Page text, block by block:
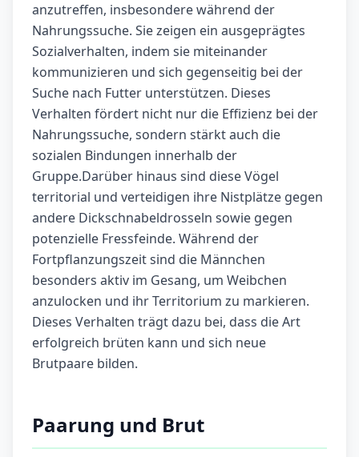
anzutreffen, insbesondere während der
Nahrungssuche. Sie zeigen ein ausgeprägtes
Sozialverhalten, indem sie miteinander
kommunizieren und sich gegenseitig bei der
Suche nach Futter unterstützen. Dieses
Verhalten fördert nicht nur die Effizienz bei der
Nahrungssuche, sondern stärkt auch die
sozialen Bindungen innerhalb der
Gruppe.Darüber hinaus sind diese Vögel
territorial und verteidigen ihre Nistplätze gegen
andere Dickschnabeldrosseln sowie gegen
potenzielle Fressfeinde. Während der
Fortpflanzungszeit sind die Männchen
besonders aktiv im Gesang, um Weibchen
anzulocken und ihr Territorium zu markieren.
Dieses Verhalten trägt dazu bei, dass die Art
erfolgreich brüten kann und sich neue
Brutpaare bilden.
Paarung und Brut